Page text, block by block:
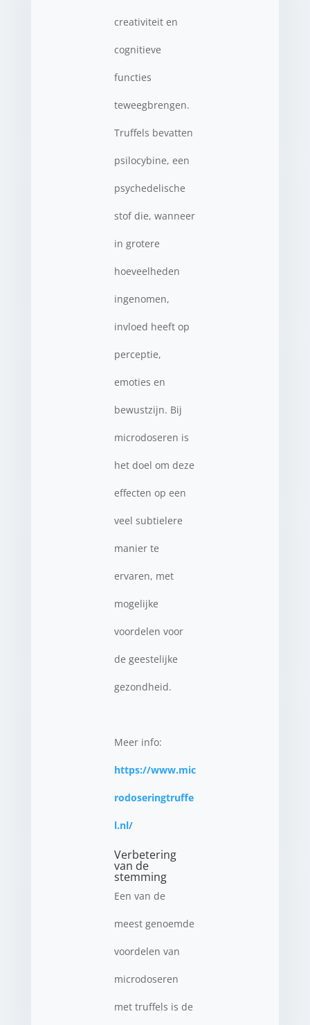
creativiteit en
cognitieve
functies
teweegbrengen.
Truffels bevatten
psilocybine, een
psychedelische
stof die, wanneer
in grotere
hoeveelheden
ingenomen,
invloed heeft op
perceptie,
emoties en
bewustzijn. Bij
microdoseren is
het doel om deze
effecten op een
veel subtielere
manier te
ervaren, met
mogelijke
voordelen voor
de geestelijke
gezondheid.
Meer info:
https://www.mic
rodoseringtruffe
l.nl/
Verbetering
van de
stemming
Een van de
meest genoemde
voordelen van
microdoseren
met truffels is de